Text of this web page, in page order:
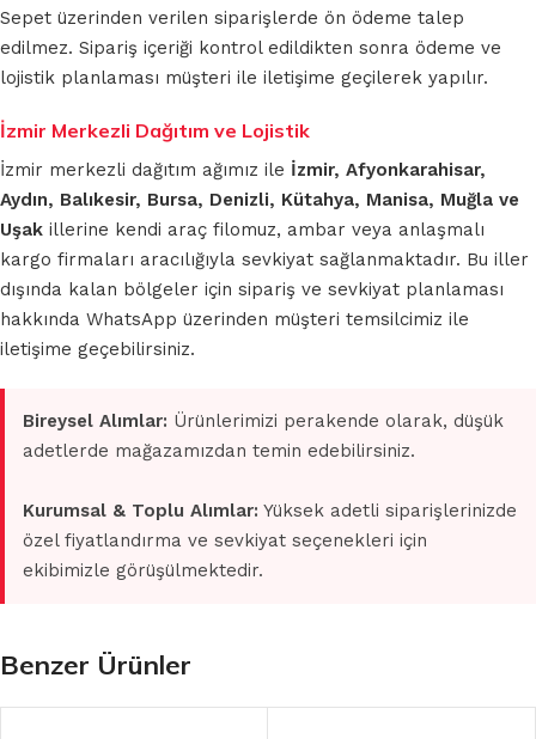
Sepet üzerinden verilen siparişlerde ön ödeme talep
edilmez. Sipariş içeriği kontrol edildikten sonra ödeme ve
lojistik planlaması müşteri ile iletişime geçilerek yapılır.
İzmir Merkezli Dağıtım ve Lojistik
İzmir merkezli dağıtım ağımız ile İzmir, Afyonkarahisar,
Aydın, Balıkesir, Bursa, Denizli, Kütahya, Manisa, Muğla ve
Uşak illerine kendi araç filomuz, ambar veya anlaşmalı
kargo firmaları aracılığıyla sevkiyat sağlanmaktadır. Bu iller
dışında kalan bölgeler için sipariş ve sevkiyat planlaması
hakkında WhatsApp üzerinden müşteri temsilcimiz ile
iletişime geçebilirsiniz.
Bireysel Alımlar: Ürünlerimizi perakende olarak, düşük
adetlerde mağazamızdan temin edebilirsiniz.
Kurumsal & Toplu Alımlar: Yüksek adetli siparişlerinizde
özel fiyatlandırma ve sevkiyat seçenekleri için
ekibimizle görüşülmektedir.
Benzer Ürünler